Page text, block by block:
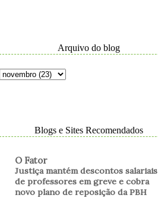
Arquivo do blog
Blogs e Sites Recomendados
O Fator
Justiça mantém descontos salariais
de professores em greve e cobra
novo plano de reposição da PBH